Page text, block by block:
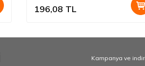
196,08 TL
Kampanya ve